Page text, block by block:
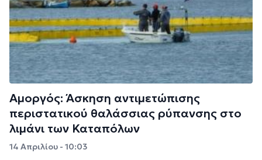
Αμοργός: Άσκηση αντιμετώπισης
περιστατικού θαλάσσιας ρύπανσης στο
λιμάνι των Καταπόλων
14 Απριλίου - 10:03